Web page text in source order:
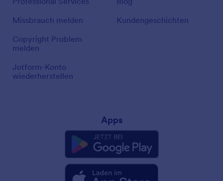
Missbrauch melden
Copyright Problem
melden
Jotform-Konto
wiederherstellen
Kundengeschichten
Apps